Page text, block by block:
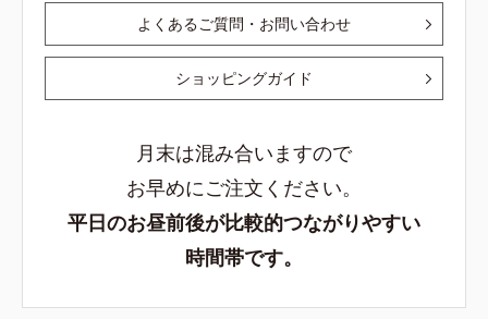
よくあるご質問・お問い合わせ
ショッピングガイド
月末は混み合いますので
お早めにご注文ください。
平日のお昼前後が比較的つながりやすい
時間帯です。